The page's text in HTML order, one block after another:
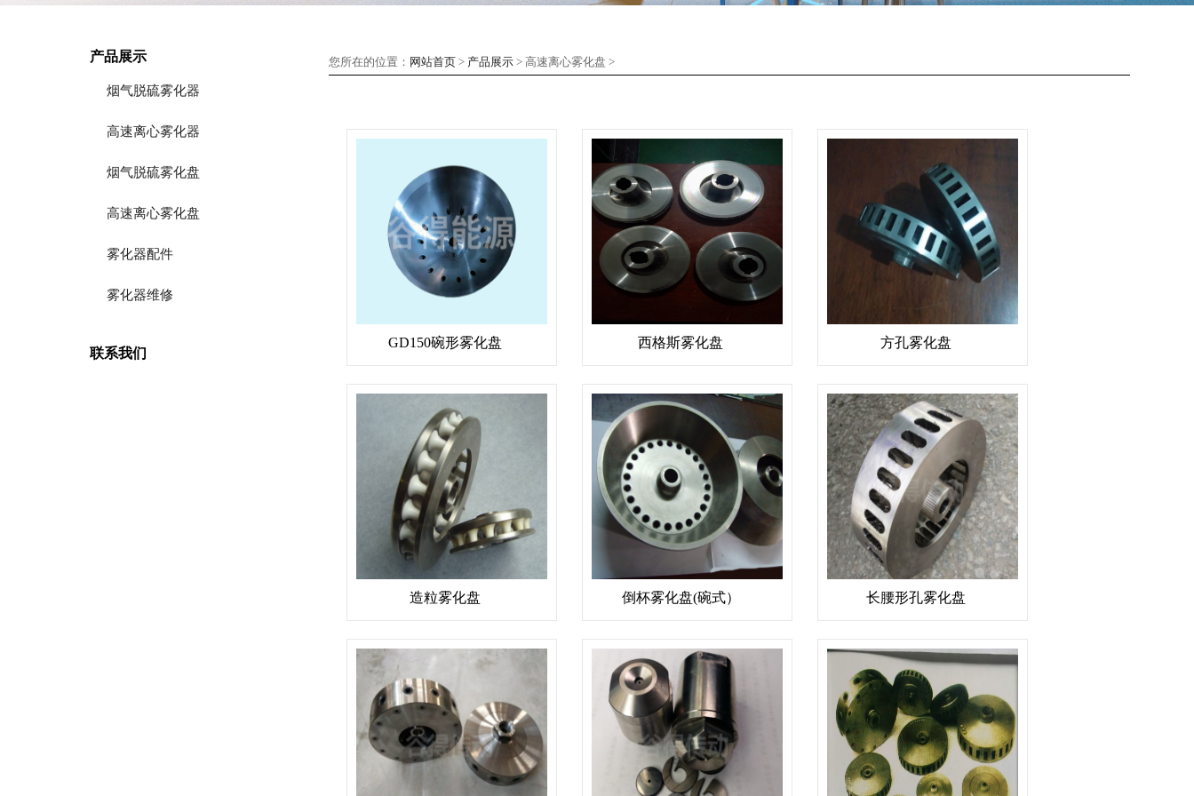
产品展示
烟气脱硫雾化器
高速离心雾化器
烟气脱硫雾化盘
高速离心雾化盘
雾化器配件
雾化器维修
联系我们
您所在的位置： 网站首页 > 产品展示 > 高速离心雾化盘 >
GD150碗形雾化盘 西格斯雾化盘 方孔雾化盘
造粒雾化盘 倒杯雾化盘(碗式） 长腰形孔雾化盘